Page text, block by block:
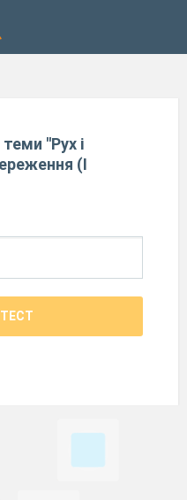
''Рух і
(І